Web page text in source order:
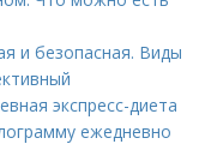
и безопасная. Виды
экспресс-диета
ежедневно